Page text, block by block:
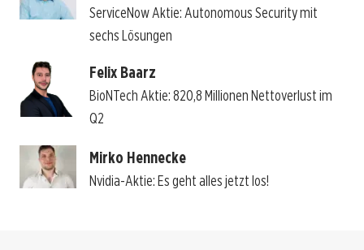
ServiceNow Aktie: Autonomous Security mit
sechs Lösungen
Felix Baarz
BioNTech Aktie: 820,8 Millionen Nettoverlust im
Q2
Mirko Hennecke
Nvidia-Aktie: Es geht alles jetzt los!